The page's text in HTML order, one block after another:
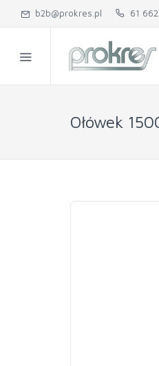
b2b@prokres.pl 61
Ołówek